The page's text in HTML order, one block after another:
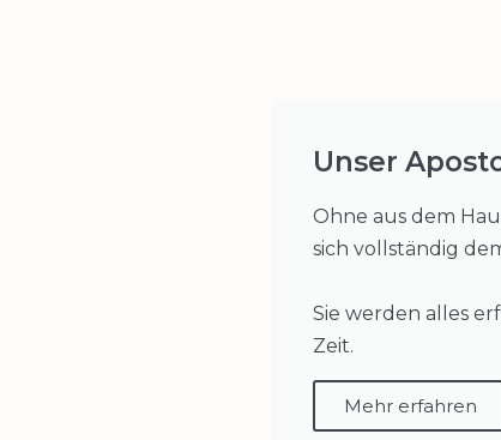
Unser
Ohne aus dem
sich vollständig
Sie werden alles
Zeit.
Mehr erfahren